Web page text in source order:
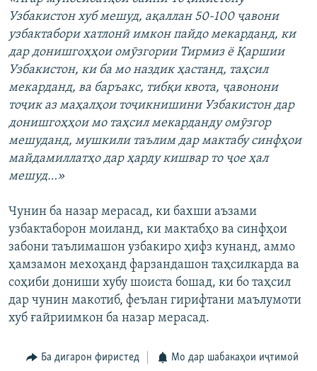
Узбакистон хуб мешуд, ақаллан 50-100 ҷавони
узбактабори хатлонӣ имкон пайдо мекарданд, ки
дар донишгоҳҳои омӯзгории Тирмиз ё Қаршии
Узбакистон, ки ба мо наздик ҳастанд, таҳсил
мекарданд, ва баръакс, тибқи квота, ҷавонони
тоҷик аз маҳалҳои тоҷикнишини Узбакистон дар
донишгоҳҳои мо таҳсил мекарданду омӯзгор
мешуданд, мушкили таълим дар мактабу синфҳои
майдамиллатҳо дар ҳарду кишвар то ҷое ҳал
мешуд…»
Чунин ба назар мерасад, ки бахши аъзами
узбактаборон моиланд, ки мактабҳо ва синфҳои
забони таълимашон узбакиро ҳифз кунанд, аммо
ҳамзамон мехоҳанд фарзандашон таҳсилкарда ва
соҳиби дониши хубу шоиста бошад, ки бо таҳсил
дар чунин макотиб, феълан гирифтани маълумоти
хуб ғайриимкон ба назар мерасад.
Ба дигарон фиристед Мо дар шабакаҳои иҷтимоӣ